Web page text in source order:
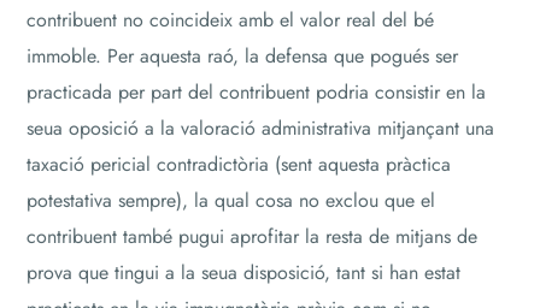
contribuent no coincideix amb el valor real del bé
immoble. Per aquesta raó, la defensa que pogués ser
practicada per part del contribuent podria consistir en la
seua oposició a la valoració administrativa mitjançant una
taxació pericial contradictòria (sent aquesta pràctica
potestativa sempre), la qual cosa no exclou que el
contribuent també pugui aprofitar la resta de mitjans de
prova que tingui a la seua disposició, tant si han estat